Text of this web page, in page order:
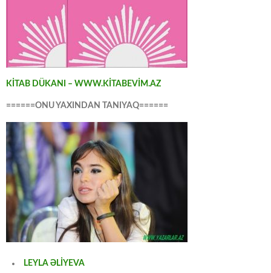
KİTAB DÜKANI – WWW.KİTABEVİM.AZ
======ONU YAXINDAN TANIYAQ======
LEYLA ƏLİYEVA